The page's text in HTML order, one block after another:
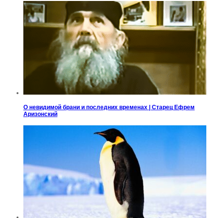
О невидимой брани и последних временах | Старец Ефрем
Аризонский